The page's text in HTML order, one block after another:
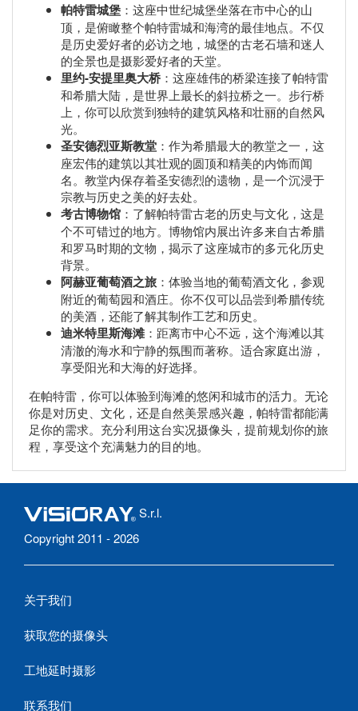
帕特雷城堡 ：这座中世纪城堡坐落在市中心的山
顶，是俯瞰整个帕特雷城和海湾的最佳地点。不仅
是历史爱好者的必访之地，城堡的古老石墙和迷人
的全景也是摄影爱好者的天堂。
里约-安提里奥大桥：这座雄伟的桥梁连接了帕特雷
和希腊大陆，是世界上最长的斜拉桥之一。步行桥
上，你可以欣赏到独特的建筑风格和壮丽的自然风
光。
圣安德烈亚斯教堂 ：作为希腊最大的教堂之一，这
座宏伟的建筑以其壮观的圆顶和精美的内饰而闻
名。教堂内保存着圣安德烈的遗物，是一个沉浸于
宗教与历史之美的好去处。
考古博物馆 ：了解帕特雷古老的历史与文化，这是
个不可错过的地方。博物馆内展出许多来自古希腊
和罗马时期的文物，揭示了这座城市的多元化历史
背景。
阿赫亚葡萄酒之旅 ：体验当地的葡萄酒文化，参观
附近的葡萄园和酒庄。你不仅可以品尝到希腊传统
的美酒，还能了解其制作工艺和历史。
迪米特里斯海滩 ：距离市中心不远，这个海滩以其
清澈的海水和宁静的氛围而著称。适合家庭出游，
享受阳光和大海的好选择。
在帕特雷，你可以体验到海滩的悠闲和城市的活力。无论
你是对历史、文化，还是自然美景感兴趣，帕特雷都能满
足你的需求。充分利用这台实况摄像头，提前规划你的旅
程，享受这个充满魅力的目的地。
S.r.l.
Copyright 2011 - 2026
关于我们
获取您的摄像头
工地延时摄影
联系我们